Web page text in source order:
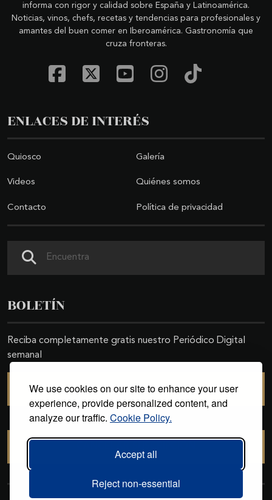
We use cookies on our site to enhance your user
experience, provide personalized content, and
analyze our traffic. Cookie Policy.
Accept all
Reject non-essential
informa con rigor y calidad sobre España y Latinoamérica.
Noticias, vinos, chefs, recetas y tendencias para profesionales y
amantes del buen comer en Iberoamérica. Gastronomía que
cruza fronteras.
ENLACES DE INTERÉS
Quiosco Galería
Videos Quiénes somos
Contacto Política de privacidad
BOLETÍN
Reciba completamente gratis nuestro Periódico Digital
semanal
SUSCRIBIRSE